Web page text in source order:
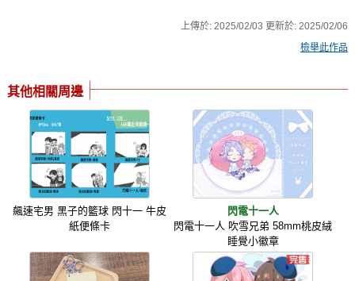
上傳於:2025/02/03 更新於:2025/02/06
檢舉此作品
其他相關周邊
飆速宅男 黑子的籃球 閃十一 牛皮
紙便條卡
閃電十一人
閃電十一人 吹雪兄弟 58mm桃皮絨
睡覺小徽章